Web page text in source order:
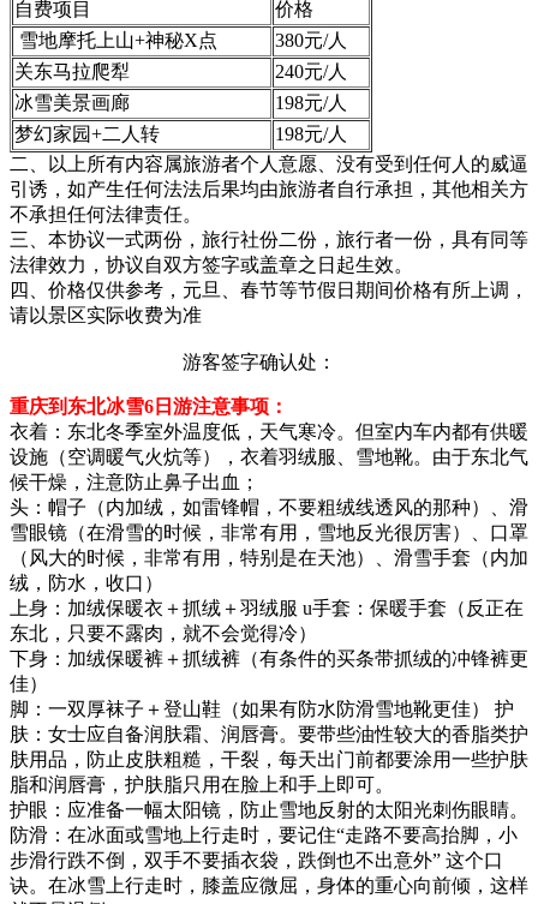
自费项目
价格
雪地摩托上山+神秘X点
380元/人
关东马拉爬犁
240元/人
冰雪美景画廊
198元/人
梦幻家园+二人转
198元/人
二、以上所有内容属旅游者个人意愿、没有受到任何人的威逼
引诱，如产生任何法法后果均由旅游者自行承担，其他相关方
不承担任何法律责任。
三、本协议一式两份，旅行社份二份，旅行者一份，具有同等
法律效力，协议自双方签字或盖章之日起生效。
四、价格仅供参考，元旦、春节等节假日期间价格有所上调，
请以景区实际收费为准
游客签字确认处：
重庆到东北冰雪6日游注意事项：
衣着：东北冬季室外温度低，天气寒冷。但室内车内都有供暖
设施（空调暖气火炕等），衣着羽绒服、雪地靴。由于东北气
候干燥，注意防止鼻子出血；
头：帽子（内加绒，如雷锋帽，不要粗绒线透风的那种）、滑
雪眼镜（在滑雪的时候，非常有用，雪地反光很厉害）、口罩
（风大的时候，非常有用，特别是在天池）、滑雪手套（内加
绒，防水，收口）
上身：加绒保暖衣＋抓绒＋羽绒服 u手套：保暖手套（反正在
东北，只要不露肉，就不会觉得冷）
下身：加绒保暖裤＋抓绒裤（有条件的买条带抓绒的冲锋裤更
佳）
脚：一双厚袜子＋登山鞋（如果有防水防滑雪地靴更佳） 护
肤：女士应自备润肤霜、润唇膏。要带些油性较大的香脂类护
肤用品，防止皮肤粗糙，干裂，每天出门前都要涂用一些护肤
脂和润唇膏，护肤脂只用在脸上和手上即可。
护眼：应准备一幅太阳镜，防止雪地反射的太阳光刺伤眼睛。
防滑：在冰面或雪地上行走时，要记住“走路不要高抬脚，小
步滑行跌不倒，双手不要插衣袋，跌倒也不出意外” 这个口
诀。在冰雪上行走时，膝盖应微屈，身体的重心向前倾，这样